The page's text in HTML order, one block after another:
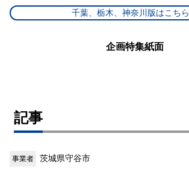
千葉、栃木、神奈川版はこちら
企画特集紙面
記事
事業者 茨城県守谷市